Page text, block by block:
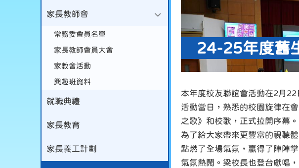
24-25年度舊
本年度校友聯誼會活動在2月
活動當日，熟悉的校園旋律在
之歌》和校歌，正式拉開序幕
為了給大家帶來更豐富的視聽
點燃了全場氣氛，贏得了陣陣
氣氛熱鬧。梁校長也登台獻唱
家長教師會
常務委會員名單
家長教師會員大會
家教會活動
興趣班資料
就職典禮
家長教育
家長義工計劃